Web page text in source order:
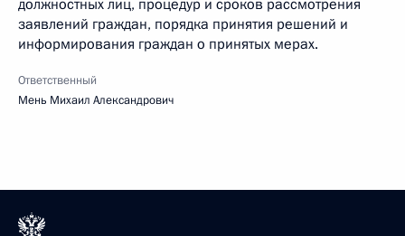
должностных лиц, процедур и сроков рассмотрения
заявлений граждан, порядка принятия решений и
информирования граждан о принятых мерах.
Ответственный
Мень Михаил Александрович